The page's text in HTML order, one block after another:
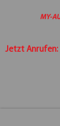
Jetzt Anrufen: